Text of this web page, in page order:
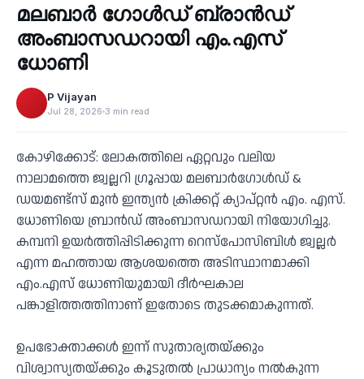
‹
മലബാര്‍ ഗോൾഡ് ബ്രാന്‍ഡ്
അംബാസഡറായി എം.എസ്
ധോണി
P Vijayan
Jul 28, 2026 3 min read
കോഴിക്കോട്: ലോകത്തിലെ ഏറ്റവും വലിയ
നാലാമത്തെ ജ്വല്ലറി ഗ്രൂപ്പായ മലബാര്‍ഗോള്‍ഡ് &
ഡയമണ്ട്‌സ് മുന്‍ ഇന്ത്യന്‍ ക്രിക്കറ്റ് ക്യാപ്റ്റന്‍ എം. എസ്.
ധോണിയെ ബ്രാന്‍ഡ് അംബാസഡറായി നിയോഗിച്ചു.
കമ്പനി ഉയര്‍ത്തിപ്പിടിക്കുന്ന റെസ്‌പോസിബിള്‍ ജ്വല്ലര്‍
എന്ന മഹത്തായ ആശയത്തെ അടിസ്ഥാനമാക്കി
എം.എസ് ധോണിയുമായി ദീര്‍ഘകാല
പങ്കാളിത്തത്തിനാണ് ഇതോടെ തുടക്കമാകുന്നത്.
ഉപഭോക്താക്കള്‍ ഇന്ന് സുതാര്യതയ്ക്കും
വിശ്വാസ്യതയ്ക്കും കൂടുതല്‍ പ്രാധാന്യം നല്‍കുന്ന